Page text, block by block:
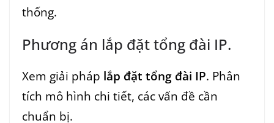
thống.
Phương án lắp đặt tổng đài IP.
Xem giải pháp lắp đặt tổng đài IP. Phân
tích mô hình chi tiết, các vấn đề cần
chuẩn bị.